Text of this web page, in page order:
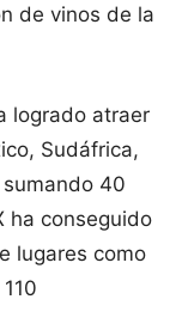
de vinos de la
logrado atraer
Sudáfrica,
40
ha conseguido
lugares como